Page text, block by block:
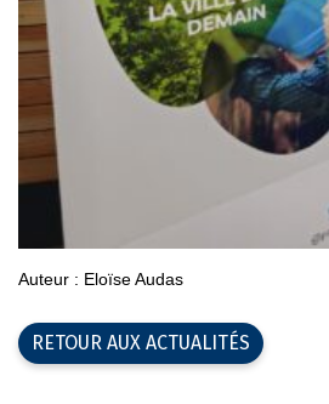
Auteur : Eloïse Audas
RETOUR AUX ACTUALITÉS